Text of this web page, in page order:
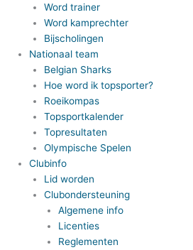
Word trainer
Word kamprechter
Bijscholingen
Nationaal team
Belgian Sharks
Hoe word ik topsporter?
Roeikompas
Topsportkalender
Topresultaten
Olympische Spelen
Clubinfo
Lid worden
Clubondersteuning
Algemene info
Licenties
Reglementen